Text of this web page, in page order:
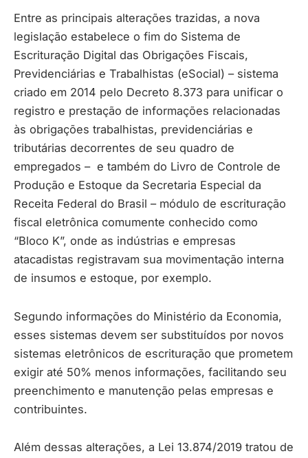
Entre as principais alterações trazidas, a nova
legislação estabelece o fim do Sistema de
Escrituração Digital das Obrigações Fiscais,
Previdenciárias e Trabalhistas (eSocial) – sistema
criado em 2014 pelo Decreto 8.373 para unificar o
registro e prestação de informações relacionadas
às obrigações trabalhistas, previdenciárias e
tributárias decorrentes de seu quadro de
empregados – e também do Livro de Controle de
Produção e Estoque da Secretaria Especial da
Receita Federal do Brasil – módulo de escrituração
fiscal eletrônica comumente conhecido como
“Bloco K”, onde as indústrias e empresas
atacadistas registravam sua movimentação interna
de insumos e estoque, por exemplo.
Segundo informações do Ministério da Economia,
esses sistemas devem ser substituídos por novos
sistemas eletrônicos de escrituração que prometem
exigir até 50% menos informações, facilitando seu
preenchimento e manutenção pelas empresas e
contribuintes.
Além dessas alterações, a Lei 13.874/2019 tratou de